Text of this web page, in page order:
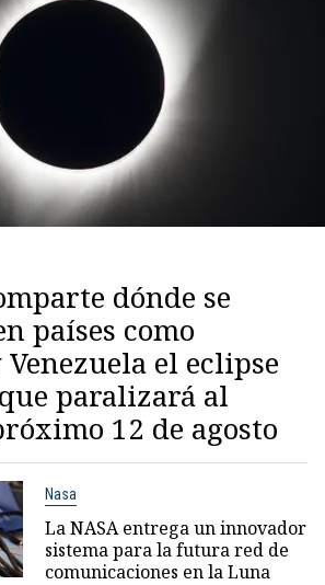
dónde se
países como
el eclipse
paralizará al
12 de agosto
Nasa
La NASA entrega un innovador
sistema para la futura red de
comunicaciones en la Luna